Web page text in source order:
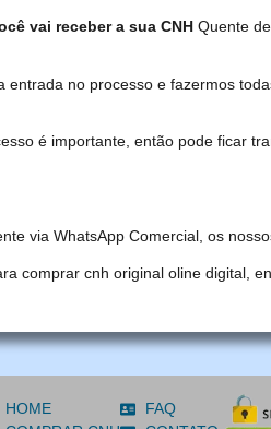
vai receber a sua CNH Quente
entrada no processo e fazermos
é importante, então pode ficar
via WhatsApp Comercial, os
comprar cnh original oline digital,
HOME
FAQ